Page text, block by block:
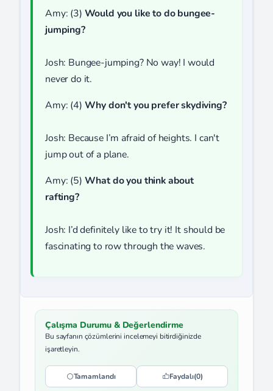
Amy: (3) Would you like to do bungee-
jumping?
Josh: Bungee-jumping? No way! I would
never do it.
Amy: (4) Why don't you prefer skydiving?
Josh: Because I’m afraid of heights. I can't
jump out of a plane.
Amy: (5) What do you think about
rafting?
Josh: I’d definitely like to try it! It should be
fascinating to row through the waves.
Çalışma Durumu & Değerlendirme
Bu sayfanın çözümlerini incelemeyi bitirdiğinizde
işaretleyin.
Tamamlandı Faydalı(0)